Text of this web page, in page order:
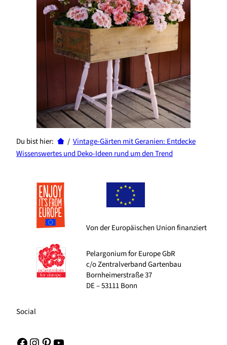
Du bist hier: / Vintage-Gärten mit Geranien: Entdecke
Wissenswertes und Deko-Ideen rund um den Trend
Von der Europäischen Union finanziert
Pelargonium for Europe GbR
c/o Zentralverband Gartenbau
Bornheimerstraße 37
DE – 53111 Bonn
Social